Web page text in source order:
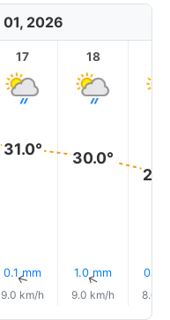
2026
17
31.0°
0.1 mm
↑
9.0 km/h
18
30.0°
1.0 mm
↑
9.0 km/h
0.0
8.0